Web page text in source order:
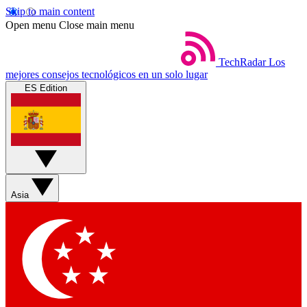
Skip to main content
Open menu Close main menu
TechRadar Los
mejores consejos tecnológicos en un solo lugar
ES Edition
Asia